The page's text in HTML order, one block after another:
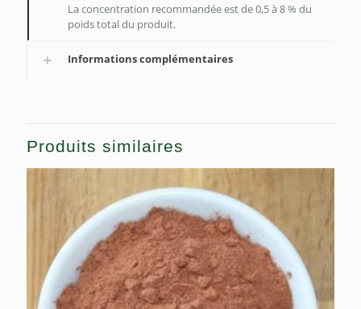
La concentration recommandée est de 0,5 à 8 % du
poids total du produit.
Informations complémentaires
Produits similaires